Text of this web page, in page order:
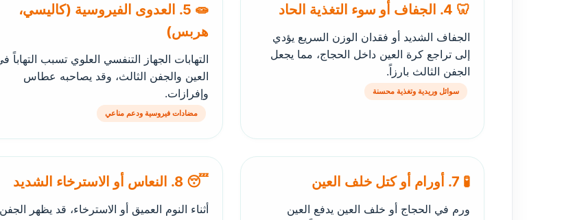
🦷 4. الجفاف أو سوء التغذية الحاد
الجفاف الشديد أو فقدان الوزن السريع يؤدي
إلى تراجع كرة العين داخل الحجاج، مما يجعل
الجفن الثالث بارزاً.
سوائل وريدية وتغذية محسنة
🧫 5. العدوى الفيروسية (كاليسي،
هربس)
التهابات الجهاز التنفسي العلوي تسبب التهاباً
العين والجفن الثالث، وقد يصاحبه عطاس
وإفرازات.
مضادات فيروسية ودعم مناعي
🧪 7. أورام أو كتل خلف العين
ورم في الحجاج أو خلف العين يدفع العين
😴 8. النعاس أو الاسترخاء الشديد
أثناء النوم العميق أو الاسترخاء، قد يظهر الجفن